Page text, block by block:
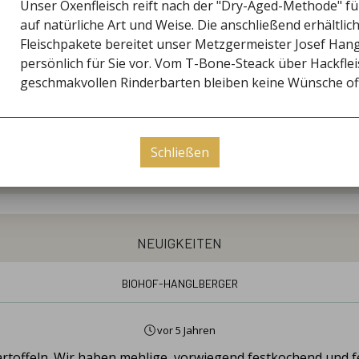
öffnungszeiten
Rundmail . Anmeldung dazu unter www.biohof-
telefonischer Absprache.
neuigkeiten
Biohof-Hanglberger
vor 5 Jahren
Unser Oxenfleisch reift nach der "Dry-Aged-Methode"
auf natürliche Art und Weise. Die anschließend
Fleischpakete bereitet unser Metzgermeister Josef
persönlich für Sie vor. Vom T-Bone-Steack über
geschmakvollen Rinderbarten bleiben keine Wünsche
Schließen